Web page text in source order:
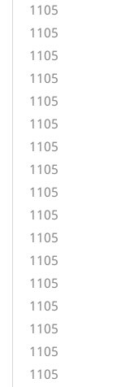
1105
1105
1105
1105
1105
1105
1105
1105
1105
1105
1105
1105
1105
1105
1105
1105
1105